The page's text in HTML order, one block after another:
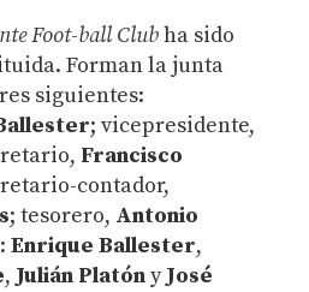
Foot-ball Clubha sido
Forman la junta
siguientes:
; vicepresidente,
Francisco
contador,
; tesorero, Antonio
Enrique Ballester,
, Julián PlatónyJosé